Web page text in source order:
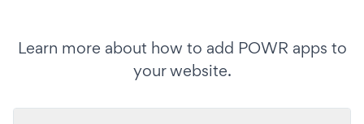
Learn more about how to add POWR apps to
your website.